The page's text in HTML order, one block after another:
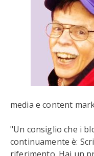
media e content
"Un consiglio che i
continuamente è: